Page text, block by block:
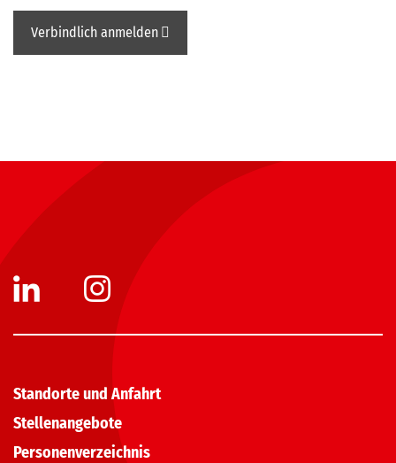
Verbindlich anmelden
Standorte und Anfahrt
Stellenangebote
Personenverzeichnis